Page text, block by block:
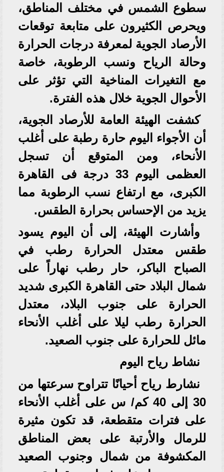
سطوع الشمس في مختلف المناطق،
ويحرص الكثيرون على متابعة توقعات
الأرصاد الجوية لمعرفة درجات الحرارة
وحالة الرياح ونسب الرطوبة، خاصة
مع التغيرات المناخية التي تؤثر على
الأحوال الجوية خلال هذه الفترة.
كشفت الهيئة العامة للأرصاد الجوية،
أن الأجواء اليوم حارة رطبة على أغلب
الأنحاء، ومن المتوقع أن تسجل
العظمى اليوم 33 درجة فى القاهرة
الكبرى، مع ارتفاع نسب الرطوبة مما
يزيد من الإحساس بحرارة الطقس.
وأشارت الهيئة، إلى أن اليوم يسود
طقس معتدل الحرارة رطب في
الصباح الباكر، حار رطب نهاراً على
شمال البلاد حتى القاهرة الكبرى شديد
الحرارة على جنوب البلاد، معتدل
الحرارة رطب ليلا على أغلب الأنحاء
مائل للحرارة على جنوب الصعيد.
نشاط رياح اليوم
نشارط رياح أحيانًا تتراوح سرعتها من
30 إلى 40 كم/ س على أغلب الأنحاء
على فترات متقطعة، قد تكون مثيرة
للرمال والأرتبة على بعض المناطق
المكشوفة من شمال وجنوب الصعيد